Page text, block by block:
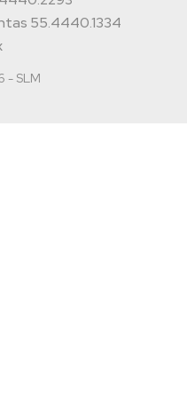
55.4440.1334
- SLM